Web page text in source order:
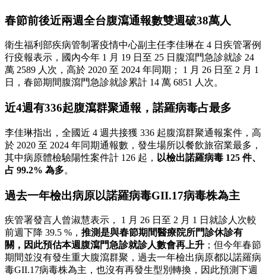
春節前後近兩週全台腹瀉通報數雙週破38萬人
衛生福利部疾病管制署疫情中心副主任李佳琳在 4 日疾管署例
行疫報表示，國內今年 1 月 19 日至 25 日腹瀉門急診就診 24
萬 2589 人次，高於 2020 至 2024 年同期； 1 月 26 日至 2 月 1
日，春節期間腹瀉門急診就診累計 14 萬 6851 人次。
近4週有336起腹瀉群聚通報，諾羅病毒占最多
李佳琳指出，全國近 4 週共接獲 336 起腹瀉群聚通報案件，高
於 2020 至 2024 年同期通報數，發生場所以餐飲旅宿業最多，
其中病原體檢驗陽性案件計 126 起， 以檢出諾羅病毒 125 件、
占 99.2% 為多。
過去一年檢出病原以諾羅病毒GII.17病毒株為主
疾管署發言人曾淑慧表示， 1 月 26 日至 2 月 1 日就診人次較
前週下降 39.5 %， 推測是與春節期間醫療院所門診休診有
關，因此預估本週腹瀉門急診就診人數會再上升 ；但今年春節
期間並沒有發生重大腹瀉群聚，過去一年檢出病原都以諾羅病
毒GII.17病毒株為主，也沒有再發生型別轉換，因此預測下週